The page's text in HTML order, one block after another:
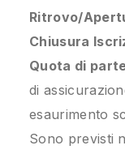
Ritrovo/
Chiusura
Quota di
di
esaurimento
Sono previsti